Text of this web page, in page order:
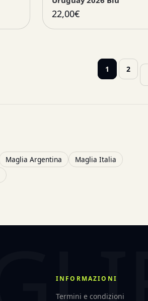
22,00€
1 2
Maglia Argentina
Maglia Italia
INFORMAZIONI
Termini e condizioni